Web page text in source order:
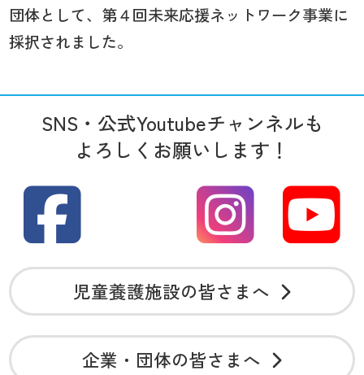
団体として、第４回未来応援ネットワーク事業に
採択されました。
SNS・公式Youtubeチャンネルも
よろしくお願いします！
児童養護施設の皆さまへ
企業・団体の皆さまへ